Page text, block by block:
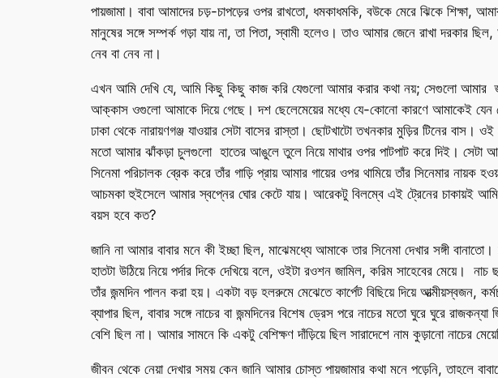
পায়জামা। বাবা আমাদের চড়-চাপড়ের ওপর রাখতো, ধমকাধমকি, বউকে মেরে ঝিকে শিক্ষা,
মানুষের সঙ্গে সম্পর্ক গড়া যায় না, তা পিতা, স্বামী হলেও। তাও আমার জেনে রাখা দরকার
নেব বা নেব না।
এখন আমি দেখি যে, আমি কিছু কিছু কাজ করি যেগুলো আমার করার কথা নয়; সেগুলো আমার
আক্কাস ওগুলো আমাকে দিয়ে গেছে। দশ ছেলেমেয়ের মধ্যে যে-কোনো কারণে আমাকেই যেন
ঢাকা থেকে নারায়ণগঞ্জ যাওয়ার সেটা বাসের রাস্তা। ছোটখাটো তখনকার মুড়ির টিনের বাস।
মতো আমার ঝাঁকড়া চুলগুলো ‌ হাতের আঙুলে তুলে নিয়ে মাথার ওপর পাটপাট করে দিই। সেটা
সিনেমা পরিচালক ব্রেক করে তাঁর গাড়ি প্রায় আমার গায়ের ওপর থামিয়ে তাঁর সিনেমার
আচমকা হুইসেলে আমার স্বপ্নের ঘোর কেটে যায়। আরেকটু বিলম্বে এই ট্রেনের চাকায়ই
বয়স হবে কত?
জানি না আমার বাবার মনে কী ইচ্ছা ছিল, মাঝেমধ্যে আমাকে তার সিনেমা দেখার সঙ্গী
হাতটা উঠিয়ে নিয়ে পর্দার দিকে দেখিয়ে বলে, ওইটা রওশন জামিল, করিম সাহেবের মেয়ে।
তাঁর জন্মদিন পালন করা হয়। একটা বড় হলরুমে মেঝেতে কার্পেট বিছিয়ে দিয়ে
ব্যাপার ছিল, বাবার সঙ্গে নাচের বা জন্মদিনের বিশেষ ড্রেস পরে নাচের মতো ঘুরে ঘুরে
বেশি ছিল না। আমার সামনে কি একটু বেশিক্ষণ দাঁড়িয়ে ছিল সারাদেশে নাম কুড়ানো নাচের
জীবন থেকে নেয়া দেখার সময় কেন জানি আমার চোস্ত পায়জামার কথা মনে পড়েনি, তাহলে